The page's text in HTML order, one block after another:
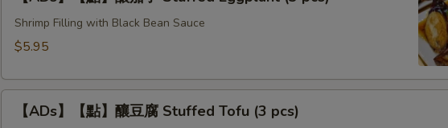
Curd
Shrimp
Rolls
(3
pcs)
【點】
Stuffed
Eggplant
Shrimp Filling with Black Bean Sauce
$5.95
【ADs】
【點】【ADs】【點】釀豆腐 Stuffed Tofu (3 pcs)